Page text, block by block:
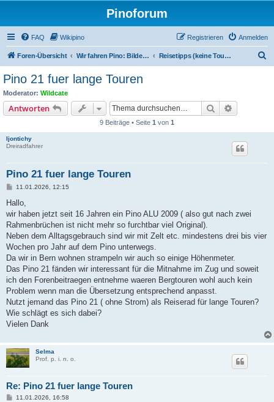
Pinoforum
FAQ Wikipino Anmelden
Registrieren
Foren-Übersicht Wir fahren Pino: Bilder, Touren, Treffen Reisetipps (keine Touren)
Pino 21 fuer lange Touren
Moderator: Wildcate
Antworten Suche
9 Beiträge • Seite 1 von 1
Ijontichy
Dreiradfahrer
Pino 21 fuer lange Touren
B
i
r
a
11.01.2026, 12:15
Hallo,
wir haben jetzt seit 16 Jahren ein Pino ALU 2009 ( also gut nach zwei
Rahmenbrüchen ist nicht mehr so furchtbar viel Original).
Neben dem Alltagsgebrauch sind wir mit Zelt etc. mindestens drei bis vier
Wochen pro Jahr auf dem Pino unterwegs.
Da wir in Bern wohnen strampeln wir auch so einige Höhenmeter.
Das Pino 21 fänden wir interessant für die Mitnahme im Zug und soweit
ich den Forenbeitraegen entnehme waeren Bergtouren wohl auch kein
Problem wenn man die Übersetzung entsprechend anpasst.
Nutzt jemand das Pino 21 ( ohne Strom) als Reiserad für lange Touren?
Wie schlägt es sich dabei?
Vielen Dank
Selma
Prof. p. i. n. o.
Re: Pino 21 fuer lange Touren
B11.01.2026, 16:58